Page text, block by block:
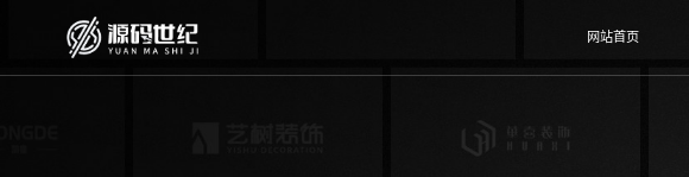
网站首页